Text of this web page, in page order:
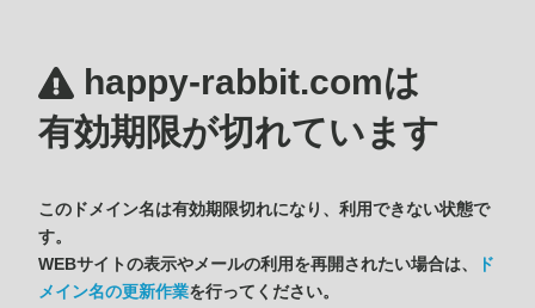
happy-rabbit.comは
有効期限が切れています
このドメイン名は有効期限切れになり、利用できない状態で
す。
WEBサイトの表示やメールの利用を再開されたい場合は、
ド
メイン名の更新作業を行ってください。